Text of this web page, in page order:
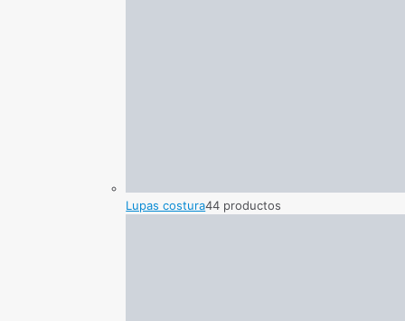
Lupas costura44 productos